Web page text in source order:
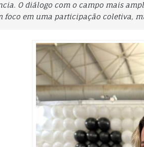
O diálogo com o campo mais
foco em uma participação coletiva,